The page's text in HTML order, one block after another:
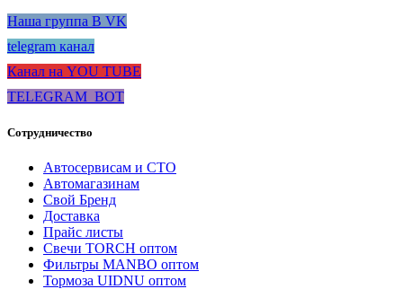
Наша группа В VK
telegram канал
Канал на YOU TUBE
TELEGRAM_BOT
Сотрудничество
Автосервисам и СТО
Автомагазинам
Свой Бренд
Доставка
Прайс листы
Свечи TORCH оптом
Фильтры MANBO оптом
Тормоза UIDNU оптом